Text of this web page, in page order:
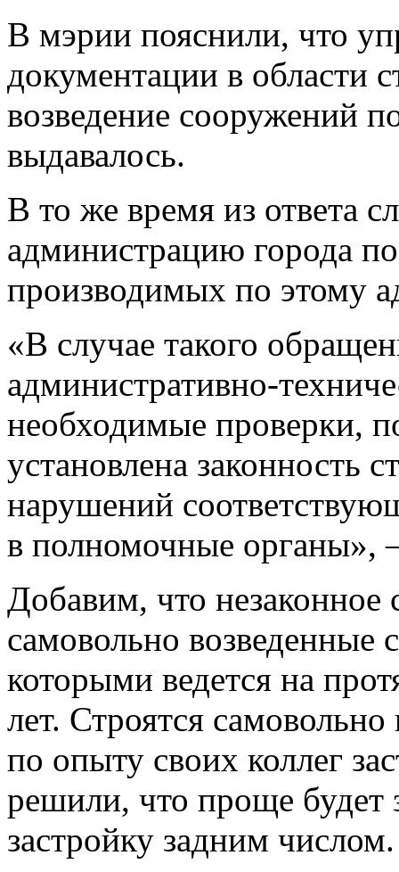
В мэрии пояснили, что
документации в области
возведение сооружений
выдавалось.
В то же время из ответа
администрацию города
производимых по этому
«В случае такого
административно-
необходимые проверки,
установлена законность
нарушений
в полномочные органы»,
Добавим, что незаконное
самовольно возведенные
которыми ведется на
лет. Строятся
по опыту своих коллег
решили, что проще будет
застройку задним числом.